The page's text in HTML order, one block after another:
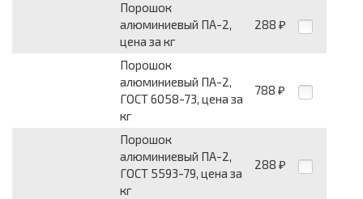
Порошок
алюминиевый ПА-2,
цена за кг
288 ₽
Порошок
алюминиевый ПА-2,
ГОСТ 6058-73, цена за
кг
788 ₽
Порошок
алюминиевый ПА-2,
ГОСТ 5593-79, цена за
кг
288 ₽